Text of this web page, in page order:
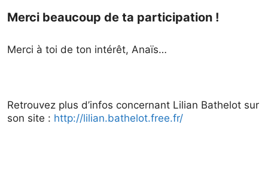
Merci beaucoup de ta participation !
Merci à toi de ton intérêt, Anaïs…
Retrouvez plus d’infos concernant Lilian Bathelot sur
son site : http://lilian.bathelot.free.fr/